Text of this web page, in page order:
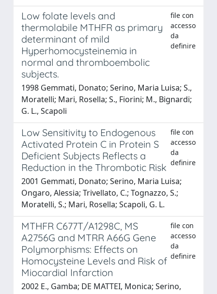
Low folate levels and
thermolabile MTHFR as primary
determinant of mild
Hyperhomocysteinemia in
normal and thromboembolic
subjects.
file con
accesso
da
definire
1998 Gemmati, Donato; Serino, Maria Luisa; S.,
Moratelli; Mari, Rosella; S., Fiorini; M., Bignardi;
G. L., Scapoli
Low Sensitivity to Endogenous
Activated Protein C in Protein S
Deficient Subjects Reflects a
Reduction in the Thrombotic Risk
file con
accesso
da
definire
2001 Gemmati, Donato; Serino, Maria Luisa;
Ongaro, Alessia; Trivellato, C.; Tognazzo, S.;
Moratelli, S.; Mari, Rosella; Scapoli, G. L.
MTHFR C677T/A1298C, MS
A2756G and MTRR A66G Gene
Polymorphisms: Effects on
Homocysteine Levels and Risk of
Miocardial Infarction
file con
accesso
da
definire
2002 E., Gamba; DE MATTEI, Monica; Serino,